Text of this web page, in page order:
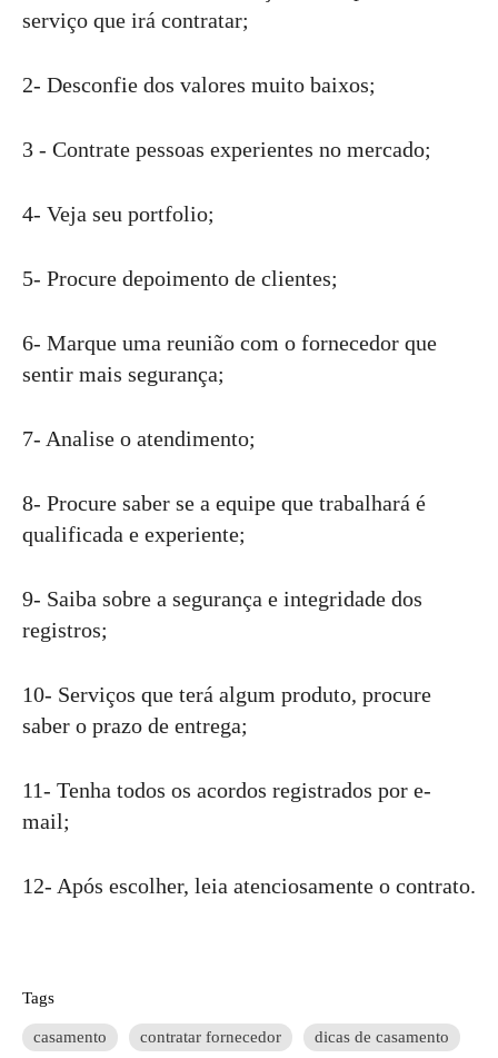
serviço que irá contratar;
2- Desconfie dos valores muito baixos;
3 - Contrate pessoas experientes no mercado;
4- Veja seu portfolio;
5- Procure depoimento de clientes;
6- Marque uma reunião com o fornecedor que
sentir mais segurança;
7- Analise o atendimento;
8- Procure saber se a equipe que trabalhará é
qualificada e experiente;
9- Saiba sobre a segurança e integridade dos
registros;
10- Serviços que terá algum produto, procure
saber o prazo de entrega;
11- Tenha todos os acordos registrados por e-
mail;
12- Após escolher, leia atenciosamente o contrato.
Tags
casamento contratar fornecedor dicas de casamento